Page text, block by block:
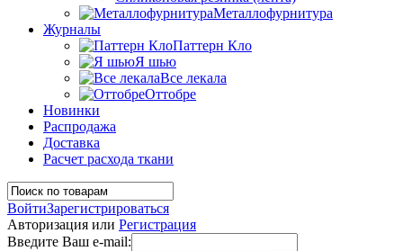
Металлофурнитура
Журналы
Паттерн Кло
Я шью
Все лекала
Оттобре
Новинки
Распродажа
Доставка
Расчет расхода ткани
ВойтиЗарегистрироваться
Авторизация или Регистрация
Введите Ваш e-mail: